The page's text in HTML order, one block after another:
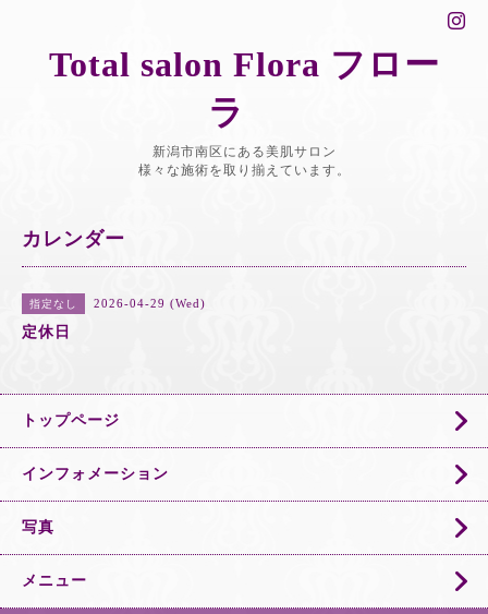
Total salon Flora フロー
ラ
新潟市南区にある美肌サロン
様々な施術を取り揃えています。
カレンダー
指定なし 2026-04-29 (Wed)
定休日
トップページ
インフォメーション
写真
メニュー